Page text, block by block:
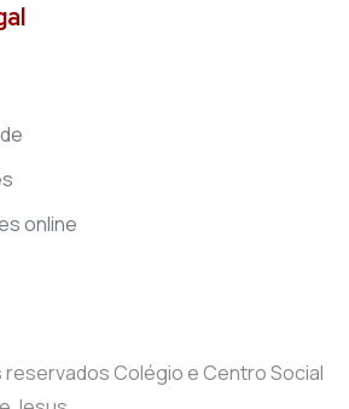
online
Colégio e Centro Social